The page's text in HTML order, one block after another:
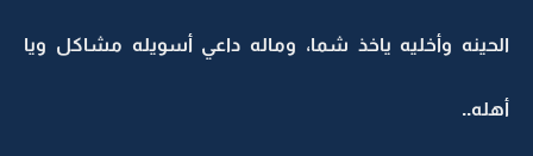
الحينه وأخليه ياخذ شما، وماله داعي أسويله مشاكل ويا
أهله..